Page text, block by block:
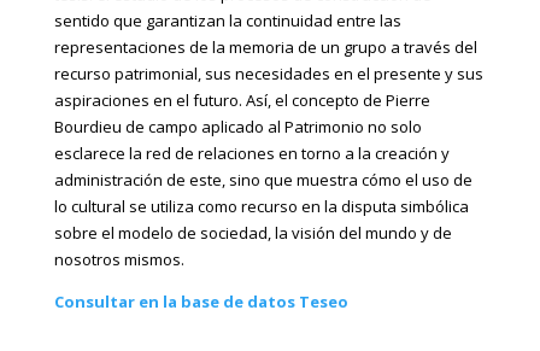
sentido que garantizan la continuidad entre las
representaciones de la memoria de un grupo a través del
recurso patrimonial, sus necesidades en el presente y sus
aspiraciones en el futuro. Así, el concepto de Pierre
Bourdieu de campo aplicado al Patrimonio no solo
esclarece la red de relaciones en torno a la creación y
administración de este, sino que muestra cómo el uso de
lo cultural se utiliza como recurso en la disputa simbólica
sobre el modelo de sociedad, la visión del mundo y de
nosotros mismos.
Consultar en la base de datos Teseo